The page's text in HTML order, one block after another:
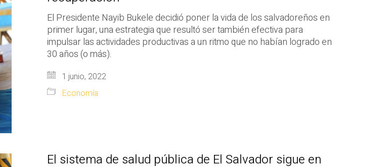
El Presidente Nayib Bukele decidió poner la vida de los salvadoreños en
primer lugar, una estrategia que resultó ser también efectiva para
impulsar las actividades productivas a un ritmo que no habían logrado en
30 años (o más).
1 junio, 2022
Economía
El sistema de salud pública de El Salvador sigue en